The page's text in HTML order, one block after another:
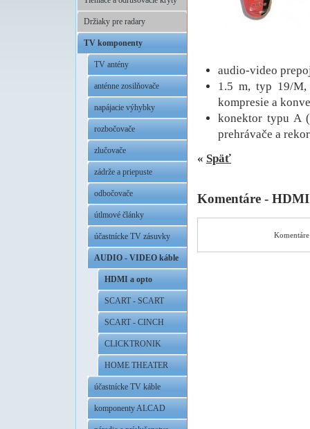
Držiaky pre radary
TV komponenty
TV antény
anténne zosilňovače
napájacie výhybky
rozbočovače
zlučovače
zádrže a priepuste
odbočovače
útlmové články
účastnícke TV zásuvky
AUDIO - VIDEO káble
HDMI a opto
SCART - SCART
SCART - CINCH
CLICKTRONIK
HOME THEATER
účastnícke TV káble
komponenty ALCAD
audio-video
1.5 m, typ 19/
kompresie a
konektor typu A
prehrávače a
« Späť
Komentáre -